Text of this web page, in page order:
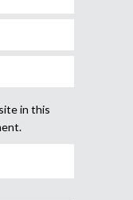
in this